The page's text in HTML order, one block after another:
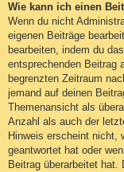
Wie kann ich einen
Wenn du nicht
eigenen Beiträge
bearbeiten, indem du
entsprechenden Beitrag
begrenzten Zeitraum
jemand auf deinen
Themenansicht als
Anzahl als auch der
Hinweis erscheint nicht,
geantwortet hat oder
Beitrag überarbeitet